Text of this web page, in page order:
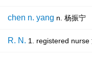
chen n. yang n. 杨振宁
R. N. 1. registered nurse